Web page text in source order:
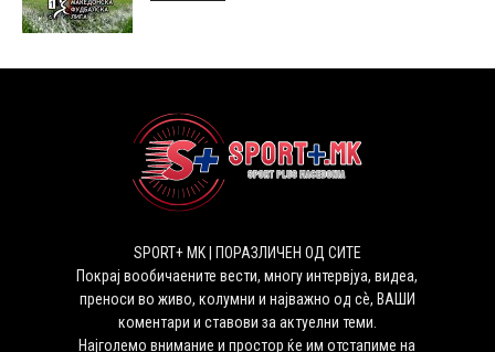
SPORT+ MK | ПОРАЗЛИЧЕН ОД СИТЕ
Покрај вообичаените вести, многу интервјуа, видеа,
преноси во живо, колумни и најважно од сѐ, ВАШИ
коментари и ставови за актуелни теми.
Најголемо внимание и простор ќе им отстапиме на